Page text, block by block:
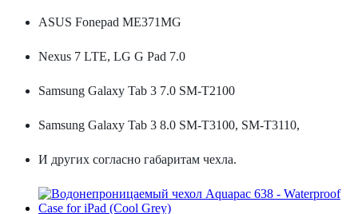
ASUS Fonepad ME371MG
Nexus 7 LTE, LG G Pad 7.0
Samsung Galaxy Tab 3 7.0 SM-T2100
Samsung Galaxy Tab 3 8.0 SM-T3100, SM-T3110,
И других согласно габаритам чехла.